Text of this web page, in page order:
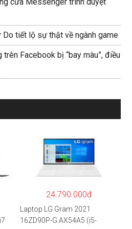
Do tiết lộ sự thật về ngành game
trên Facebook bị “bay màu”, điều
24.790.000đ
Laptop LG Gram 2021
16ZD90P-G.AX54A5 (i5-